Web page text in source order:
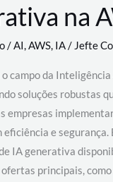
na
/AI,AWS, IA/Jefte
o campo da
soluções robustas
empresas
eficiência e
IA generativa
principais,